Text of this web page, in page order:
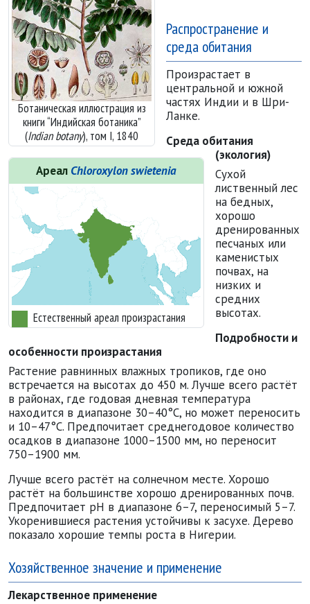
Ботаническая иллюстрация из
книги “Индийская ботаника”
(Indian botany), том I, 1840
Распространение и
среда обитания
Ареал Chloroxylon swietenia
Естественный ареал произрастания
Произрастает в
центральной и южной
частях Индии и в Шри-
Ланке.
Среда обитания
(экология)
Сухой
лиственный лес
на бедных,
хорошо
дренированных
песчаных или
каменистых
почвах, на
низких и
средних
высотах.
Подробности и
особенности произрастания
Растение равнинных влажных тропиков, где оно
встречается на высотах до 450 м. Лучше всего растёт
в районах, где годовая дневная температура
находится в диапазоне 30–40°C, но может переносить
и 10–47°C. Предпочитает среднегодовое количество
осадков в диапазоне 1000–1500 мм, но переносит
750–1900 мм.
Лучше всего растёт на солнечном месте. Хорошо
растёт на большинстве хорошо дренированных почв.
Предпочитает рН в диапазоне 6–7, переносимый 5–7.
Укоренившиеся растения устойчивы к засухе. Дерево
показало хорошие темпы роста в Нигерии.
Хозяйственное значение и применение
Лекарственное применение